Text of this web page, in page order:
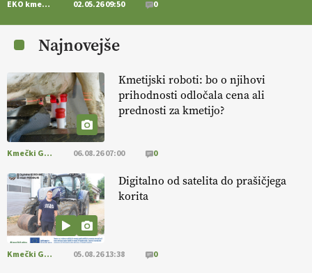
varnost,
okolje in kakovost življenja. VEČ
https://t.co/K0USFPJ5fJ @EUAgri #IMCAP #CAP
https://t.co/vcHhoOixHy
14.07.2026
[EKOloško = LOGIČNO ]
Danes ni pomembna le količina hrane,
ampak tudi način njene pridelave
@EUAgri #imcap #cap #blog https://t.co/2sllAmcKwG
[EKOloško = LOGIČNO
prilagojene sorte
so temelj uspešne ekološke pridelave.
https://t.co/OQSsax7l8V @EUAgri #IMCAP #CAP
https://t.co/PAL0zlhVia
EKO kmetijstvo 02.05.26 09:50 0
Najnovejše
Kmetijski roboti: bo o njihovi
prihodnosti odločala cena ali
prednosti za kmetijo?
Kmečki Glas 06.08.26 07:00 0
Digitalno od satelita do prašičjega
korita
Kmečki Glas 05.08.26 13:38 0